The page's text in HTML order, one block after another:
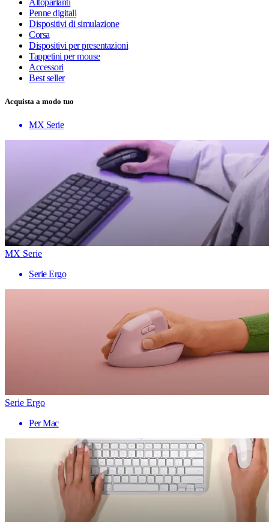
Penne digitali
Dispositivi di simulazione
Corsa
Dispositivi per presentazioni
Tappetini per mouse
Accessori
Best seller
Acquista a modo tuo
MX Serie
MX Serie
Serie Ergo
Serie Ergo
Per Mac